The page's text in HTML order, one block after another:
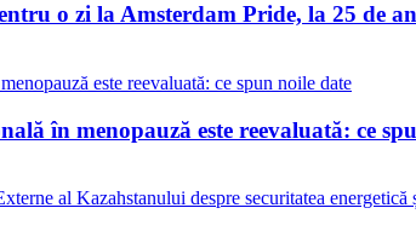
o zi la Amsterdam Pride, la 25 de
în menopauză este reevaluată: ce